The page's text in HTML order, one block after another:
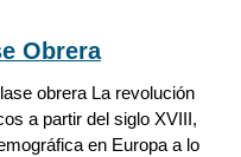
Obrera
obrera La revolución
a partir del siglo XVIII,
en Europa a lo